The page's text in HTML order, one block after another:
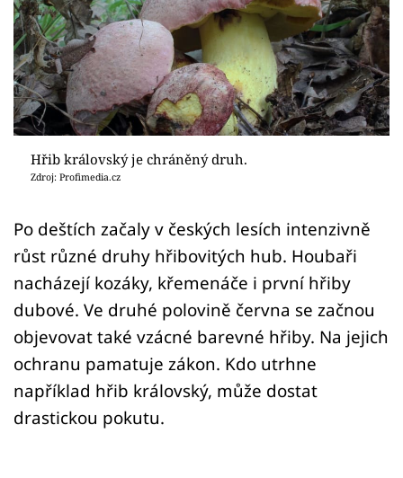
Sledujte prima+
Přihlášení
Sledujte nás
Hřib královský je chráněný druh.
Zdroj: Profimedia.cz
Po deštích začaly v českých lesích intenzivně
růst různé druhy hřibovitých hub. Houbaři
nacházejí kozáky, křemenáče i první hřiby
dubové. Ve druhé polovině června se začnou
objevovat také vzácné barevné hřiby. Na jejich
ochranu pamatuje zákon. Kdo utrhne
například hřib královský, může dostat
drastickou pokutu.